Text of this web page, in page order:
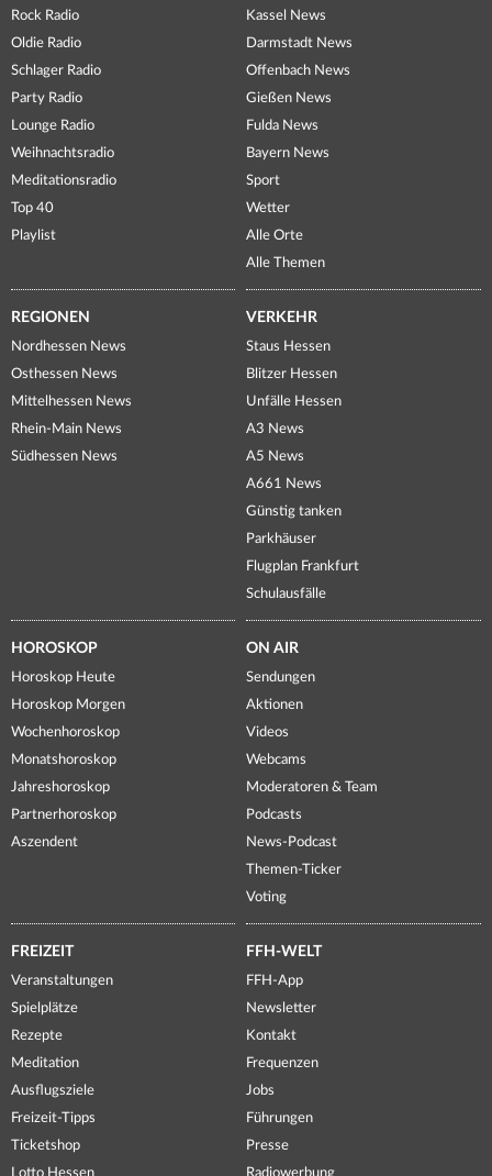
Rock Radio
Oldie Radio
Schlager Radio
Party Radio
Lounge Radio
Weihnachtsradio
Meditationsradio
Top 40
Playlist
Kassel News
Darmstadt News
Offenbach News
Gießen News
Fulda News
Bayern News
Sport
Wetter
Alle Orte
Alle Themen
REGIONEN
Nordhessen News
Osthessen News
Mittelhessen News
Rhein-Main News
Südhessen News
VERKEHR
Staus Hessen
Blitzer Hessen
Unfälle Hessen
A3 News
A5 News
A661 News
Günstig tanken
Parkhäuser
Flugplan Frankfurt
Schulausfälle
HOROSKOP
Horoskop Heute
Horoskop Morgen
Wochenhoroskop
Monatshoroskop
Jahreshoroskop
Partnerhoroskop
Aszendent
ON AIR
Sendungen
Aktionen
Videos
Webcams
Moderatoren & Team
Podcasts
News-Podcast
Themen-Ticker
Voting
FREIZEIT
Veranstaltungen
Spielplätze
Rezepte
Meditation
Ausflugsziele
Freizeit-Tipps
Ticketshop
Lotto Hessen
FFH-WELT
FFH-App
Newsletter
Kontakt
Frequenzen
Jobs
Führungen
Presse
Radiowerbung